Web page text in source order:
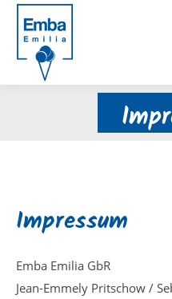
Sie
Impressum
Emba Emilia GbR
Jean-Emmely Pritschow /